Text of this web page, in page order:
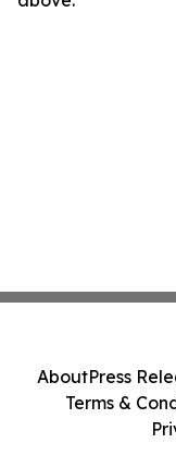
AboutPress
Terms &